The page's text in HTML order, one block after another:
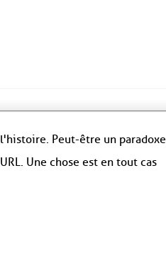
Peut-être un paradoxe
Une chose est en tout cas